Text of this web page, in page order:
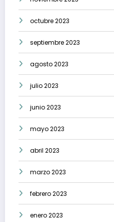
octubre 2023
septiembre 2023
agosto 2023
julio 2023
junio 2023
mayo 2023
abril 2023
marzo 2023
febrero 2023
enero 2023